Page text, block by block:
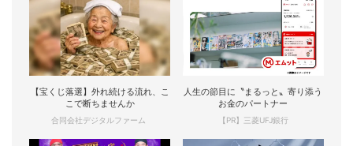
【宝くじ落選】外れ続ける流れ、こ
こで断ちませんか
合同会社デジタルファーム
人生の節目に〝まるっと〟寄り添う
お金のパートナー
【PR】三菱UFJ銀行